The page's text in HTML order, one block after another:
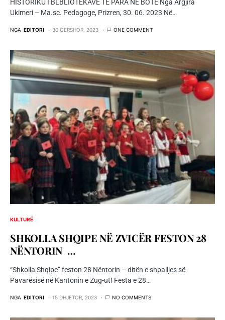
HISTORIKU I BLBLIOTEKAVE TË PARA NË BOTË Nga Argjira
Ukimeri – Ma.sc. Pedagoge, Prizren, 30. 06. 2023 Në…
NGA EDITORI 30 QERSHOR, 2023 ONE COMMENT
KULTURË
SHKOLLA SHQIPE NË ZVICËR FESTON 28
NËNTORIN …
“Shkolla Shqipe” feston 28 Nëntorin – ditën e shpalljes së
Pavarësisë në Kantonin e Zug-ut! Festa e 28…
NGA EDITORI 15 DHJETOR, 2023 NO COMMENTS